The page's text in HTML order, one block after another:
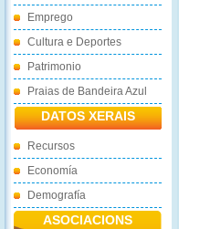
Emprego
Cultura e Deportes
Patrimonio
Praias de Bandeira Azul
DATOS XERAIS
Recursos
Economía
Demografía
ASOCIACIONS